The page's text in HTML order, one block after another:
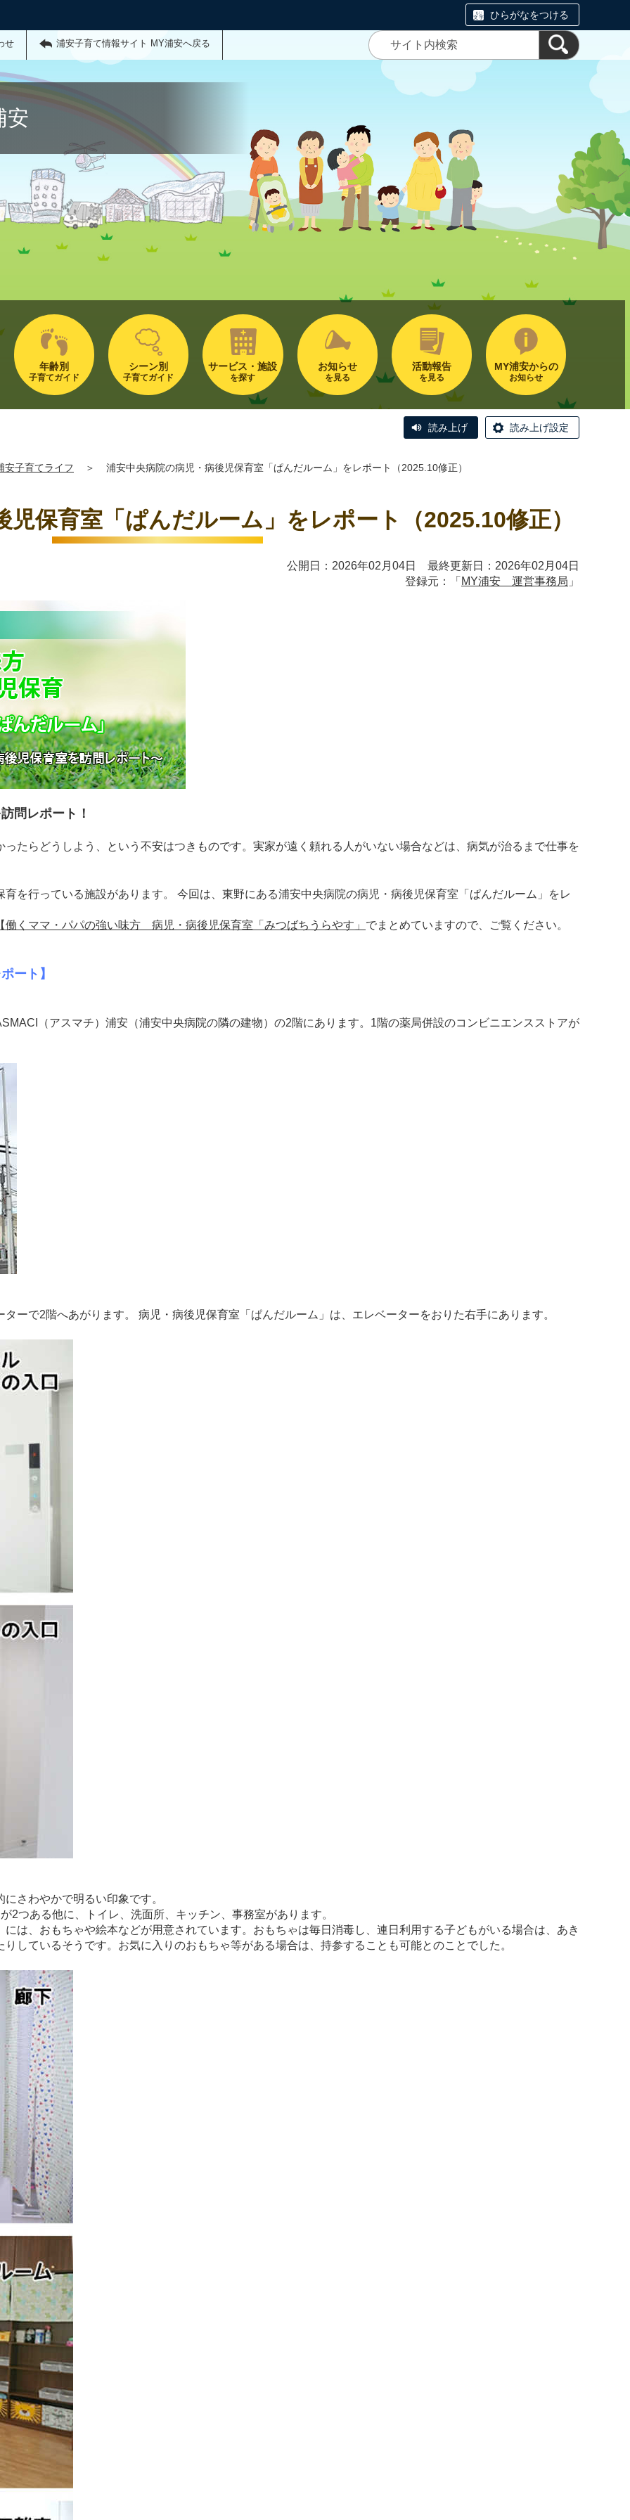
ひらがなをつける
せ 浦安子育て情報サイト MY浦安へ戻る
安
年齢別
子育てガイド
シーン別
子育てガイド
サービス・施設
を探す
お知らせ
を見る
活動報告
を見る
MY浦安からの
お知らせ
読み上げ 読み上げ設定
安子育てライフ ＞ 浦安中央病院の病児・病後児保育室「ぱんだルーム」をレポート（2025.10修正）
保育室「ぱんだルーム」をレポート（2025.10修正）
公開日：2026年02月04日 最終更新日：2026年02月04日
登録元：「 MY浦安 運営事務局 」
問レポート！
たらどうしよう、という不安はつきものです。実家が遠く頼れる人がいない場合などは、病気が治るまで仕事を
を行っている施設があります。 今回は、東野にある浦安中央病院の病児・病後児保育室「ぱんだルーム」をレ
働くママ・パパの強い味方 病児・病後児保育室「みつばちうらやす」 でまとめていますので、ご覧ください。
ート】
（アスマチ）浦安（浦安中央病院の隣の建物）の2階にあります。1階の薬局併設のコンビニエンスストアが
ーで2階へあがります。 病児・病後児保育室「ぱんだルーム」は、エレベーターをおりた右手にあります。
さわやかで明るい印象です。
2つある他に、トイレ、洗面所、キッチン、事務室があります。
は、おもちゃや絵本などが用意されています。おもちゃは毎日消毒し、連日利用する子どもがいる場合は、あき
しているそうです。お気に入りのおもちゃ等がある場合は、持参することも可能とのことでした。